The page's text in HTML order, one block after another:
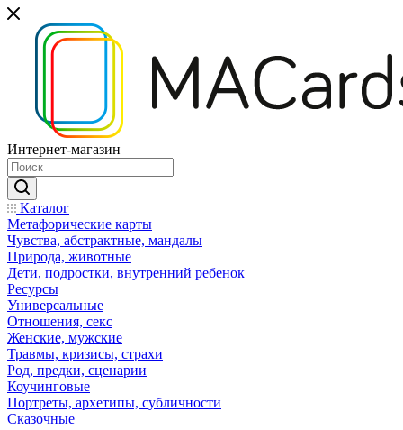
Интернет-магазин
Каталог
Mетафорические карты
Чувства, абстрактные, мандалы
Природа, животные
Дети, подростки, внутренний ребенок
Ресурсы
Универсальные
Отношения, секс
Женские, мужские
Травмы, кризисы, страхи
Род, предки, сценарии
Коучинговые
Портреты, архетипы, субличности
Сказочные